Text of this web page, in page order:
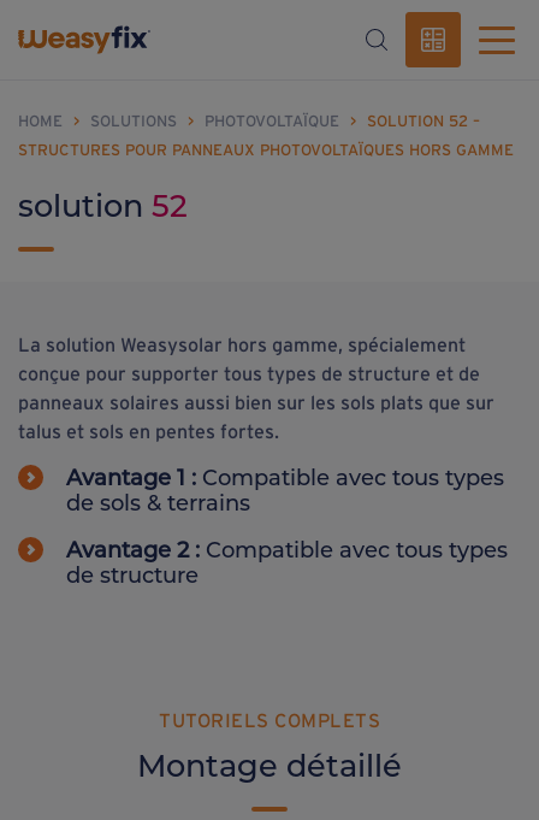
HOME > SOLUTIONS > PHOTOVOLTAÏQUE >
SOLUTION 52 –
STRUCTURES POUR PANNEAUX PHOTOVOLTAÏQUES HORS GAMME
solution 52
La solution Weasysolar hors gamme, spécialement
conçue pour supporter tous types de structure et de
panneaux solaires aussi bien sur les sols plats que sur
talus et sols en pentes fortes.
Avantage 1 : Compatible avec tous types
de sols & terrains
Avantage 2 : Compatible avec tous types
de structure
TUTORIELS COMPLETS
Montage détaillé